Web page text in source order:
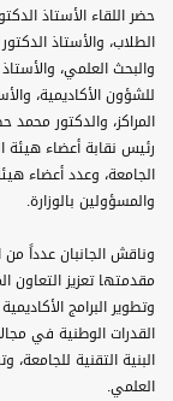
حضر اللقاء الأستاذ
الطلاب، والأستاذ
والبحث العلمي،
للشؤون الأكاديمية،
المراكز، والدكتور
رئيس نقابة أعضاء هيئة
الجامعة، وعدد أعضاء
والمسؤولين بالوزارة.
وناقش الجانبان عدداً
مقدمتها تعزيز
وتطوير البرامج
القدرات الوطنية في
البنية التقنية
العلمي.